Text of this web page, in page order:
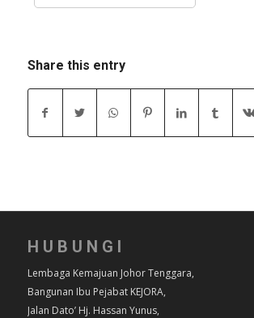
Share this entry
HUBUNGI
Lembaga Kemajuan Johor Tenggara,
Bangunan Ibu Pejabat KEJORA,
Jalan Dato’ Hj. Hassan Yunus,